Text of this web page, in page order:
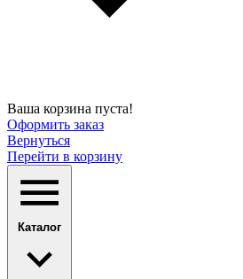
Ваша корзина пуста!
Оформить заказ
Вернуться
Перейти в корзину
Каталог